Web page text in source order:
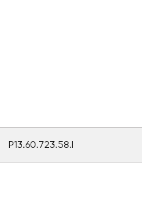
P13.60.723.58.I